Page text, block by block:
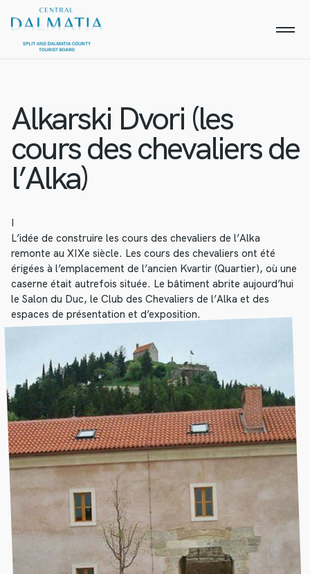
Alkarski Dvori (les
cours des chevaliers de
l’Alka)
I
L’idée de construire les cours des chevaliers de l’Alka
remonte au XIXe siècle. Les cours des chevaliers ont été
érigées à l’emplacement de l’ancien Kvartir (Quartier), où une
caserne était autrefois située. Le bâtiment abrite aujourd’hui
le Salon du Duc, le Club des Chevaliers de l’Alka et des
espaces de présentation et d’exposition.